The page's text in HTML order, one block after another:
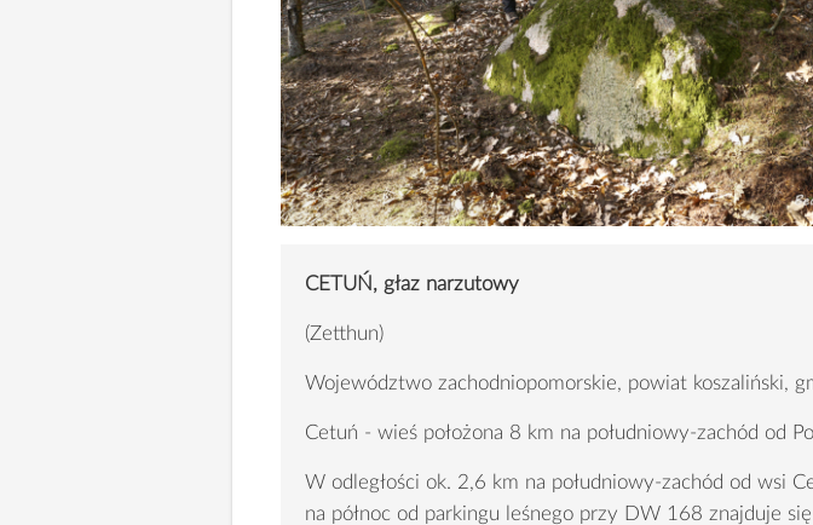
CETUŃ, głaz narzutowy
(Zetthun)
Województwo zachodniopomorskie, powiat koszaliński,
Cetuń - wieś położona 8 km na południowy-zachód od
W odległości ok. 2,6 km na południowy-zachód od wsi
na północ od parkingu leśnego przy DW 168 znajduje się